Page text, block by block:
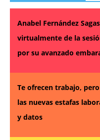
Anabel Fernández
virtualmente de la
por su avanzado
Te ofrecen trabajo,
las nuevas estafas
y datos